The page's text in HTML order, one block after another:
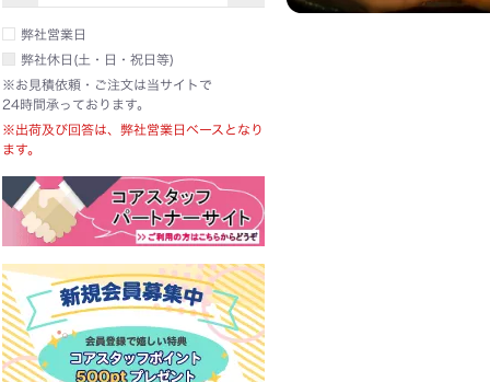
弊社営業日
弊社休日(土・日・祝日等)
※お見積依頼・ご注文は当サイトで
24時間承っております。
※出荷及び回答は、弊社営業日ベースとなり
ます。